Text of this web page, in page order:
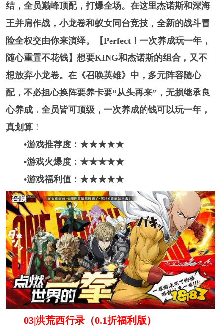
结，全员巅峰顶配，打爆全场。在这里杰诺斯和深海
王并肩作战，小龙卷和蚁女同台竞技，全新的战斗冒
险全权交由你来演绎。【Perfect！一次养成玩一年，
随心重置不花钱】想要KING和杰诺斯的组合，又不
想放弃小龙卷。在《召唤英雄》中，多元阵容随心
配，不必担心换阵要养卡要“从头再来”，无损继承良
心养成，全员皆可顶级，一次养成的钱可以玩一年，
真划算！
•游戏推荐度：★★★★★
•游戏火爆度：★★★★★
•游戏福利值：★★★★★
03|洪荒西行录（0.1折福利版）